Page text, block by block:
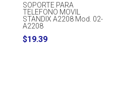
SOPORTE PARA
TELEFONO MOVIL
STANDIX A2208 Mod. 02-
A2208
$19.39